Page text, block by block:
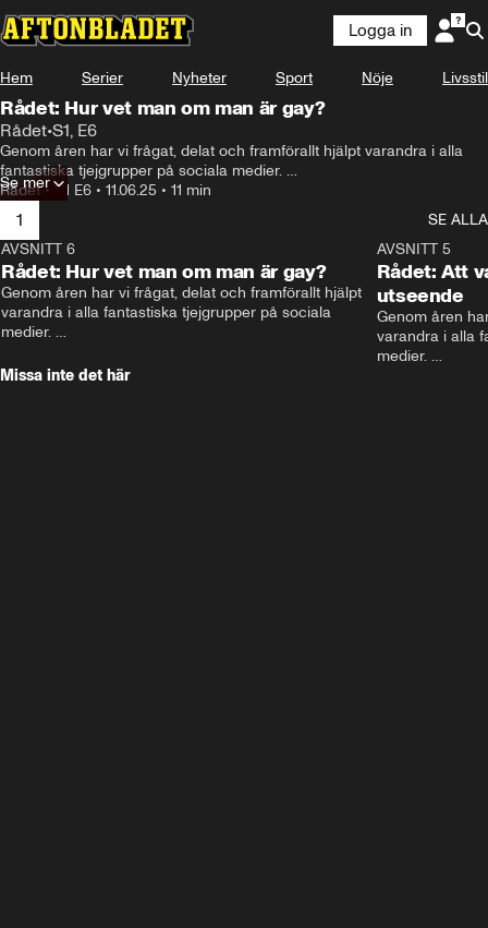
Logga in
Hem Serier Nyheter Sport Nöje Livsstil
Rådet: Hur vet man om man är gay?
Rådet•S1, E6
Genom åren har vi frågat, delat och framförallt hjälpt varandra i alla
fantastiska tjejgrupper på sociala medier.
I Aftonbladets nya programsatsning ”Rådet” möts programledare Olivia
J Berntsson, influencern och poddaren Lovisa ”Laki” Karlsson och
kulturjournalisten och författaren Minna Höggren för att ta alla dessa
stora och små funderingar på absolut största allvar.
Rådet• S1 E6 • 11.06.25 • 11 min
Se mer
1
SE ALLA
AVSNITT 6
Rådet: Hur vet man om man är gay?
Genom åren har vi frågat, delat och framförallt hjälpt
varandra i alla fantastiska tjejgrupper på sociala
medier.
I Aftonbladets nya programsatsning ”Rådet” möts
AVSNITT 5
Rådet: Att
utseende
Genom åren
varandra i alla
medier.
Missa inte det här